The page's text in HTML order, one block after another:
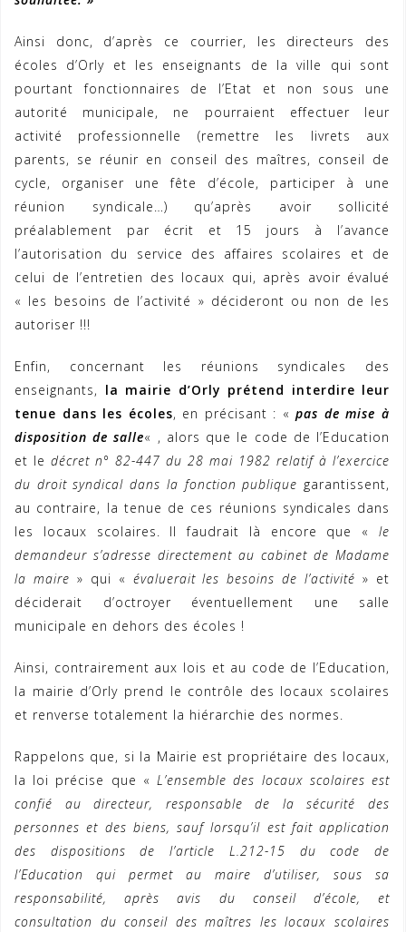
Ainsi donc, d’après ce courrier, les directeurs des
écoles d’Orly et les enseignants de la ville qui sont
pourtant fonctionnaires de l’Etat et non sous une
autorité municipale, ne pourraient effectuer leur
activité professionnelle (remettre les livrets aux
parents, se réunir en conseil des maîtres, conseil de
cycle, organiser une fête d’école, participer à une
réunion syndicale…) qu’après avoir sollicité
préalablement par écrit et 15 jours à l’avance
l’autorisation du service des affaires scolaires et de
celui de l’entretien des locaux qui, après avoir évalué
« les besoins de l’activité » décideront ou non de les
autoriser !!!
Enfin, concernant les réunions syndicales des
enseignants, la mairie d’Orly prétend interdire leur
tenue dans les écoles, en précisant : «pas de mise à
disposition de salle« , alors que le code de l’Education
et le décret n° 82-447 du 28 mai 1982 relatif à l’exercice
du droit syndical dans la fonction publique garantissent,
au contraire, la tenue de ces réunions syndicales dans
les locaux scolaires. Il faudrait là encore que « le
demandeur s’adresse directement au cabinet de Madame
la maire » qui « évaluerait les besoins de l’activité » et
déciderait d’octroyer éventuellement une salle
municipale en dehors des écoles !
Ainsi, contrairement aux lois et au code de l’Education,
la mairie d’Orly prend le contrôle des locaux scolaires
et renverse totalement la hiérarchie des normes.
Rappelons que, si la Mairie est propriétaire des locaux,
la loi précise que «L’ensemble des locaux scolaires est
confié au directeur, responsable de la sécurité des
personnes et des biens, sauf lorsqu’il est fait application
des dispositions de l’article L.212-15 du code de
l’Education qui permet au maire d’utiliser, sous sa
responsabilité, après avis du conseil d’école, et
consultation du conseil des maîtres les locaux scolaires